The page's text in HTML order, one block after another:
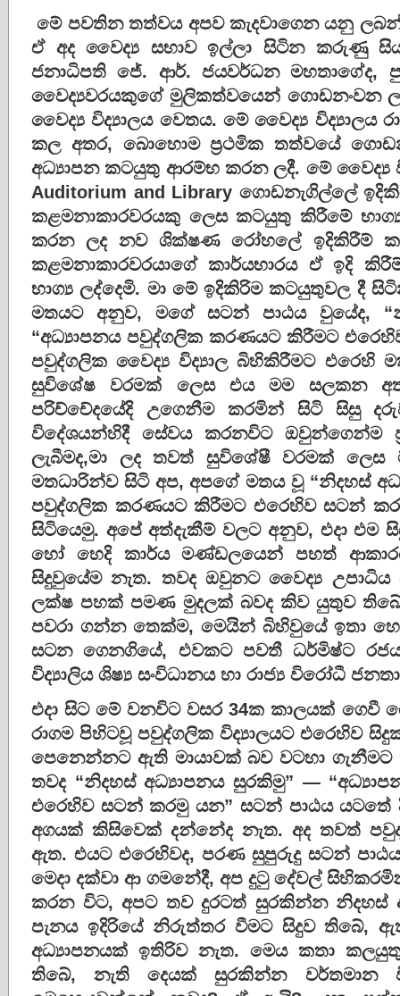
මේ පවතින තත්වය අපව කැදවාගෙන යනු
ඒ අද වෛද්‍ය සභාව ඉල්ලා සිටින කරුණු
ජනාධිපති ජේ. ආර්. ජයවර්ධන මහතාගේද,
වෛද්‍යවරයකුගේ මුලිකත්වයෙන් ගොඩනංවන
වෛද්‍ය විද්‍යාලය වෙතය. මේ වෛද්‍ය විද්‍යාලය
කල අතර, බොහොම ප්‍රථමික තත්වයේ
අධ්‍යාපන කටයුතු ආරම්භ කරන ලදී. මේ වෛද්‍ය
Auditorium and Library ගොඩනැගිල්ලේ
කළමනාකාරවරයකු ලෙස කටයුතු කිරීමේ
කරන ලද නව ශික්ෂණ රෝහලේ ඉදිකිරීම්
කළමනාකාරවරයාගේ කාර්යභාරය ඒ ඉදි
භාග්‍ය ලද්දෙමි. මා මේ ඉදිකිරිම කටයුතුවල දී
මතයට අනුව, මගේ සටන් පාඨය වුයේද,
“අධ්‍යාපනය පවුද්ගලික කරණයට කිරීමට
පවුද්ගලික වෛද්‍ය විද්‍යාල බිහිකිරීමට එරෙහි
සුවිශේෂ වරමක් ලෙස එය මම සලකන
පරිච්චේදයේදි උගෙනීම කරමින් සිටි සිසු
විදේශයන්හිදී සේවය කරනවිට ඔවුන්ගෙන්ම
ලැබීමද,මා ලද තවත් සුවිශේෂී වරමක් ලෙස
මතධාරින්ව සිටි අප, අපගේ මතය වූ “නිදහස්
පවුද්ගලික කරණයට කිරීමට එරෙහිව සටන්
සිටියෙමු. අපේ අත්දැකීම් වලට අනුව, එදා එම
හෝ හෙදි කාර්ය මණ්ඩලයෙන් පහත්
සිදුවුයේම නැත. තවද ඔවුනට වෛද්‍ය උපාධිය
ලක්ෂ පහක් පමණ මුදලක් බවද කිව යුතුව
පවරා ගන්න තෙක්ම, මෙයින් බිහිවුයේ ඉතා
සටන ගෙනගියේ, එවකට පවතී ධර්මිෂ්ට
විද්‍යාලිය ශිෂ්‍ය සංවිධානය හා රාජ්‍ය විරෝධී
එදා සිට මේ වනවිට වසර 34ක කාලයක් ගෙවී
රාගම පිහිටවූ පවුද්ගලික විද්‍යාලයට එරෙහිව
පෙනෙන්නට ඇති මායාවක් බව වටහා
තවද “නිදහස් අධ්‍යාපනය සුරකිමු” —
එරෙහිව සටන් කරමු යන” සටන් පාඨය යටතේ
අගයක් කිසිවෙක් දන්නේද නැත. අද තවත්
ඇත. එයට එරෙහිවද, පරණ සුපුරුදු සටන්
මෙදා දක්වා ආ ගමනේදී, අප දුටු දේවල්
කරන විට, අපට තව දුරටත් සුරකින්න නිදහස්
පැනය ඉදිරියේ නිරුත්තර වීමට සිදුව තිබේ,
අධ්‍යාපනයක් ඉතිරිව නැත. මෙය කතා
තිබේ, නැති දෙයක් සුරකින්න වර්තමාන